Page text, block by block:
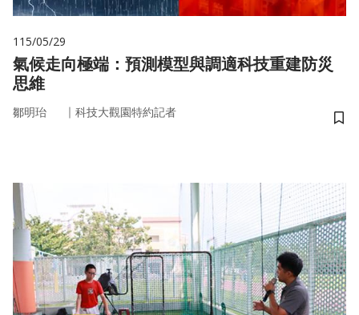
115/05/29
氣候走向極端：預測模型與調適科技重建防災
思維
鄒明珆 ｜ 科技大觀園特約記者
儲